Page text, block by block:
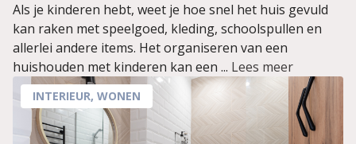
Als je kinderen hebt, weet je hoe snel het huis gevuld
kan raken met speelgoed, kleding, schoolspullen en
allerlei andere items. Het organiseren van een
huishouden met kinderen kan een ... Lees meer
INTERIEUR, WONEN